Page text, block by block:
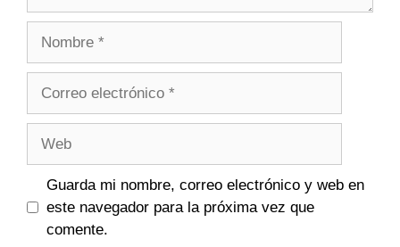
Guarda mi nombre, correo electrónico y web en
este navegador para la próxima vez que
comente.